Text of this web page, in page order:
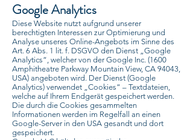
Google Analytics
Diese Website nutzt aufgrund unserer
berechtigten Interessen zur Optimierung und
Analyse unseres Online-Angebots im Sinne des
Art. 6 Abs. 1 lit. f. DSGVO den Dienst „Google
Analytics“, welcher von der Google Inc. (1600
Amphitheatre Parkway Mountain View, CA 94043,
USA) angeboten wird. Der Dienst (Google
Analytics) verwendet „Cookies“ – Textdateien,
welche auf Ihrem Endgerät gespeichert werden.
Die durch die Cookies gesammelten
Informationen werden im Regelfall an einen
Google-Server in den USA gesandt und dort
gespeichert.